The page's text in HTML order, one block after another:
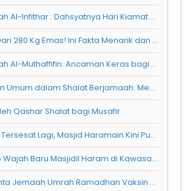
Tafsir Surah Al-Infithar : Dahsyatnya Hari Kiamat dan Peringatan bagi manusia
Terbuat Dari 280 Kg Emas! Ini Fakta Menarik dan Keistimewaan Pintu Kabah yang Jarang Diketahui
Tafsir Surah Al-Muthaffifin: Ancaman Keras bagi Orang yang Curang dalam Timbangan
Kesalahan Umum dalam Shalat Berjamaah: Mendahului Imam dan Tidak Mengetahui Gerakannya
Qashar Shalat bagi Musafir
Tak Takut Tersesat Lagi, Masjid Haramain Kini Punya Peta Pintar Interaktif yang Bisa Pandu Jemaah
Mengintip Wajah Baru Masjidil Haram di Kawasan Perluasan Ketiga dan Sistem Layanan Terpadunya
Saudi Minta Jemaah Umrah Ramadhan Vaksin Meningitis Sebelum Berangkat ke Tanah Suci